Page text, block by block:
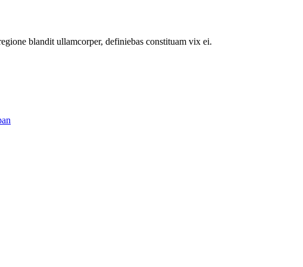
blandit ullamcorper, definiebas constituam vix ei.